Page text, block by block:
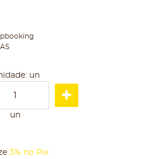
un
un
3% no Pix